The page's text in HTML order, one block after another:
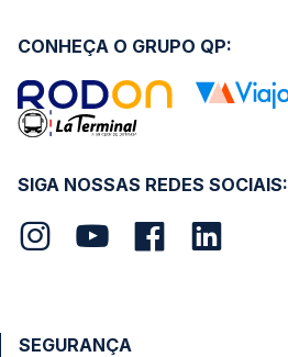
SIGA NOSSAS REDES SOCIAIS:
CONHEÇA O GRUPO QP:
SEGURANÇA